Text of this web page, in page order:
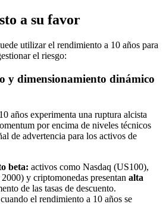
a su favor
utilizar el rendimiento a 10 años para
el riesgo:
y dimensionamiento dinámico
años experimenta una ruptura alcista
por encima de niveles técnicos
de advertencia para los activos de
beta: activos como Nasdaq (US100),
y criptomonedas presentan alta
de las tasas de descuento.
cuando el rendimiento a 10 años se